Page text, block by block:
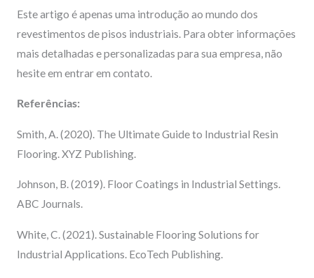
Este artigo é apenas uma introdução ao mundo dos
revestimentos de pisos industriais. Para obter informações
mais detalhadas e personalizadas para sua empresa, não
hesite em entrar em contato.
Referências:
Smith, A. (2020). The Ultimate Guide to Industrial Resin
Flooring. XYZ Publishing.
Johnson, B. (2019). Floor Coatings in Industrial Settings.
ABC Journals.
White, C. (2021). Sustainable Flooring Solutions for
Industrial Applications. EcoTech Publishing.